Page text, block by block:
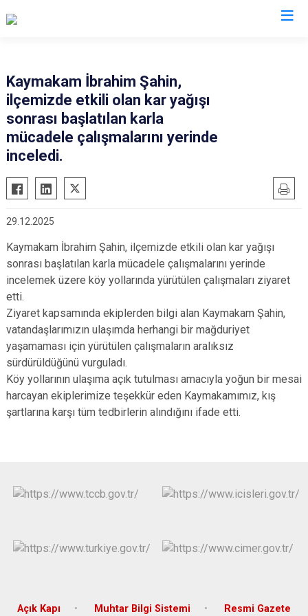
Abana
Araç
Bozkurt
Çatalzeytin
Daday
Devrekani
Doğanyurt
Hanönü
İhsangazi
Taşköprü
Tosya
Kaymakam İbrahim Şahin,
ilçemizde etkili olan kar yağışı
sonrası başlatılan karla
mücadele çalışmalarını yerinde
inceledi.
29.12.2025
Kaymakam İbrahim Şahin, ilçemizde etkili olan kar yağışı
sonrası başlatılan karla mücadele çalışmalarını yerinde
incelemek üzere köy yollarında yürütülen çalışmaları ziyaret
etti.
Ziyaret kapsamında ekiplerden bilgi alan Kaymakam Şahin,
vatandaşlarımızın ulaşımda herhangi bir mağduriyet
yaşamaması için yürütülen çalışmaların aralıksız
sürdürüldüğünü vurguladı.
Köy yollarının ulaşıma açık tutulması amacıyla yoğun bir mesai
harcayan ekiplerimize teşekkür eden Kaymakamımız, kış
şartlarına karşı tüm tedbirlerin alındığını ifade etti.
Açık Kapı Muhtar Bilgi Sistemi Resmi Gazete